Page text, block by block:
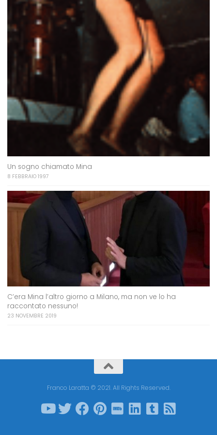
Un sogno chiamato Mina
8 FEBBRAIO 1997
C’era Mina l’altro giorno a Milano, ma non ve lo ha
raccontato nessuno!
23 NOVEMBRE 2019
Franco Laratta © 2021. All Rights Reserved.